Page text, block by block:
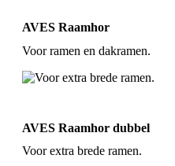
AVES Raamhor
Voor ramen en dakramen.
AVES Raamhor dubbel
Voor extra brede ramen.